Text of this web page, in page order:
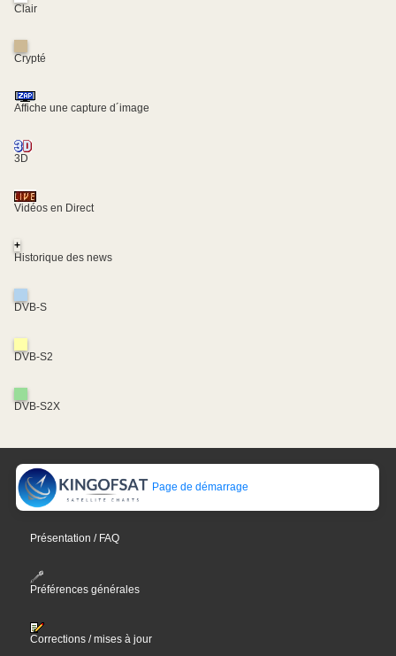
Clair
Crypté
Affiche une capture d´image
3D
Vidéos en Direct
+
Historique des news
DVB-S
DVB-S2
DVB-S2X
Page de démarrage
Présentation / FAQ
Préférences générales
Corrections / mises à jour